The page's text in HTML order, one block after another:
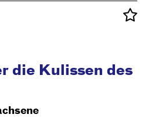
die Kulissen des